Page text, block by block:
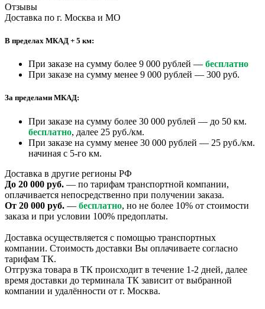
Отзывы
Доставка по г. Москва и МО
В пределах МКАД + 5 км:
При заказе на сумму более 9 000 рублей — бесплатно
При заказе на сумму менее 9 000 рублей — 300 руб.
За пределами МКАД:
При заказе на сумму более 30 000 рублей — до 50 км.
бесплатно, далее 25 руб./км.
При заказе на сумму менее 30 000 рублей — 25 руб./км.
начиная с 5-го км.
Доставка в другие регионы РФ
До 20 000 руб. — по тарифам транспортной компании,
оплачивается непосредственно при получении заказа.
От 20 000 руб. — бесплатно, но не более 10% от стоимости
заказа и при условии 100% предоплаты.
Доставка осуществляется с помощью транспортных
компании. Стоимость доставки Вы оплачиваете согласно
тарифам ТК.
Отгрузка товара в ТК происходит в течение 1-2 дней, далее
время доставки до терминала ТК зависит от выбранной
компании и удалённости от г. Москва.